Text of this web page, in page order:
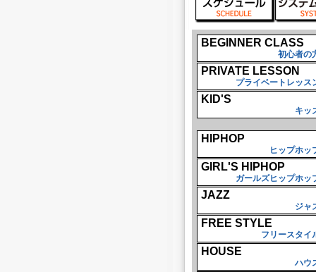
BEGINNER CLASS
初心者の
PRIVATE LESSON
プライベートレッス
KID'S
キッ
HIPHOP
ヒップホッ
GIRL'S HIPHOP
ガールズヒップホッ
JAZZ
ジャ
FREE STYLE
フリースタイ
HOUSE
ハウ